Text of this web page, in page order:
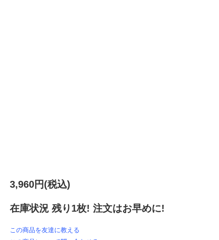
3,960円(税込)
在庫状況 残り1枚! 注文はお早めに!
この商品を友達に教える